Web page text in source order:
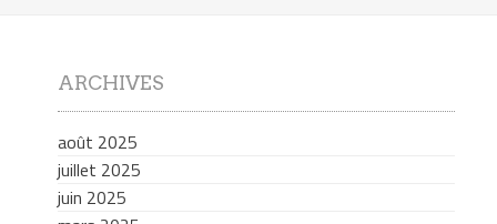
ARCHIVES
août 2025
juillet 2025
juin 2025